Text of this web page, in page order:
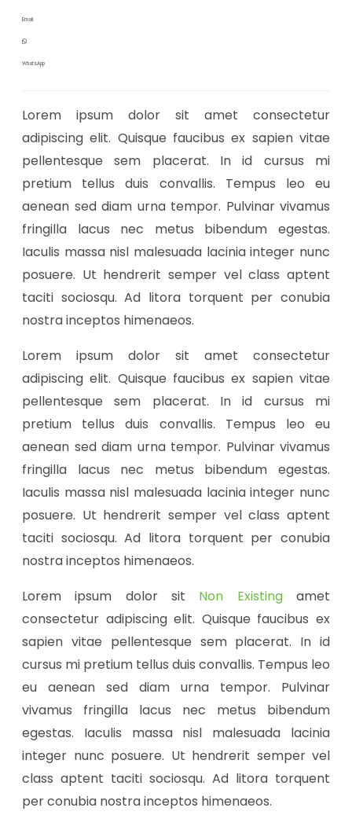
Email
WhatsApp
Lorem ipsum dolor sit amet consectetur
adipiscing elit. Quisque faucibus ex sapien vitae
pellentesque sem placerat. In id cursus mi
pretium tellus duis convallis. Tempus leo eu
aenean sed diam urna tempor. Pulvinar vivamus
fringilla lacus nec metus bibendum egestas.
Iaculis massa nisl malesuada lacinia integer nunc
posuere. Ut hendrerit semper vel class aptent
taciti sociosqu. Ad litora torquent per conubia
nostra inceptos himenaeos.
Lorem ipsum dolor sit amet consectetur
adipiscing elit. Quisque faucibus ex sapien vitae
pellentesque sem placerat. In id cursus mi
pretium tellus duis convallis. Tempus leo eu
aenean sed diam urna tempor. Pulvinar vivamus
fringilla lacus nec metus bibendum egestas.
Iaculis massa nisl malesuada lacinia integer nunc
posuere. Ut hendrerit semper vel class aptent
taciti sociosqu. Ad litora torquent per conubia
nostra inceptos himenaeos.
Lorem ipsum dolor sit Non Existingamet
consectetur adipiscing elit. Quisque faucibus ex
sapien vitae pellentesque sem placerat. In id
cursus mi pretium tellus duis convallis. Tempus leo
eu aenean sed diam urna tempor. Pulvinar
vivamus fringilla lacus nec metus bibendum
egestas. Iaculis massa nisl malesuada lacinia
integer nunc posuere. Ut hendrerit semper vel
class aptent taciti sociosqu. Ad litora torquent
per conubia nostra inceptos himenaeos.